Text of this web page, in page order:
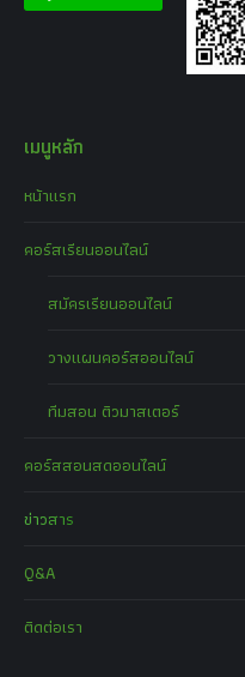
เมนูหลัก
หน้าแรก
คอร์สเรียนออนไลน์
สมัครเรียนออนไลน์
วางแผนคอร์สออนไลน์
ทีมสอน ติวมาสเตอร์
คอร์สสอนสดออนไลน์
ข่าวสาร
Q&A
ติดต่อเรา